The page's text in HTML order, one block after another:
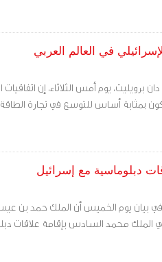
في العالم العربي
برويليت، يوم أمس الثلاثاء، إن
بمثابة أساس للتوسع في تجارة
دبلوماسية مع إسرائيل
في بيان يوم الخميس أن الملك حمد بن
الملك محمد السادس بإقامة علاقات